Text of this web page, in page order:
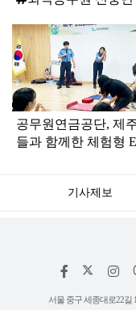
탑
라
인
공무원연금공단, 제
들과 함께한 체험형
기사제보
페
스
인
타
서울 중구 세종대로22길